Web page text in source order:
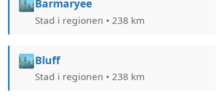
🏙️Barmaryee
Stad i regionen • 238 km
🏙️Bluff
Stad i regionen • 238 km